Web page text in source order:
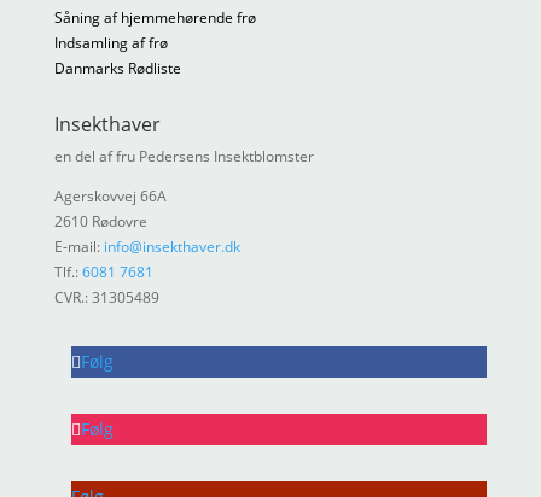
Såning af hjemmehørende frø
Indsamling af frø
Danmarks Rødliste
Insekthaver
en del af fru Pedersens Insektblomster
Agerskovvej 66A
2610 Rødovre
E-mail: info@insekthaver.dk
Tlf.:6081 7681
CVR.: 31305489
Følg
Følg